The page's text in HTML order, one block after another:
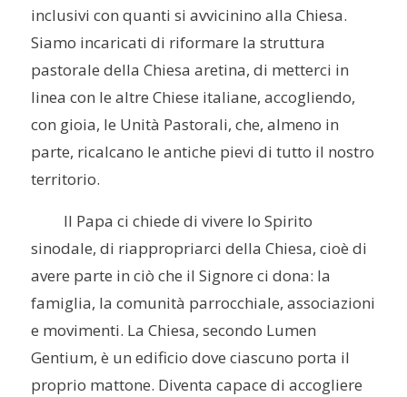
inclusivi con quanti si avvicinino alla Chiesa.
Siamo incaricati di riformare la struttura
pastorale della Chiesa aretina, di metterci in
linea con le altre Chiese italiane, accogliendo,
con gioia, le Unità Pastorali, che, almeno in
parte, ricalcano le antiche pievi di tutto il nostro
territorio.
Il Papa ci chiede di vivere lo Spirito
sinodale, di riappropriarci della Chiesa, cioè di
avere parte in ciò che il Signore ci dona: la
famiglia, la comunità parrocchiale, associazioni
e movimenti. La Chiesa, secondo Lumen
Gentium, è un edificio dove ciascuno porta il
proprio mattone. Diventa capace di accogliere